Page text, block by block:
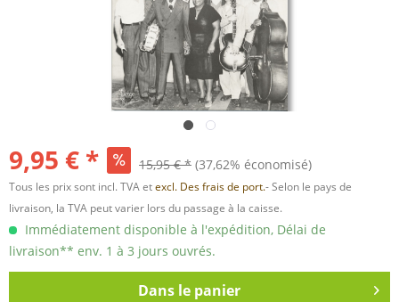
9,95 € * 15,95 € * (37,62% économisé)
Tous les prix sont incl. TVA etexcl. Des frais de port.- Selon le pays de
livraison, la TVA peut varier lors du passage à la caisse.
Immédiatement disponible à l'expédition, Délai de
livraison** env. 1 à 3 jours ouvrés.
Dans le panier